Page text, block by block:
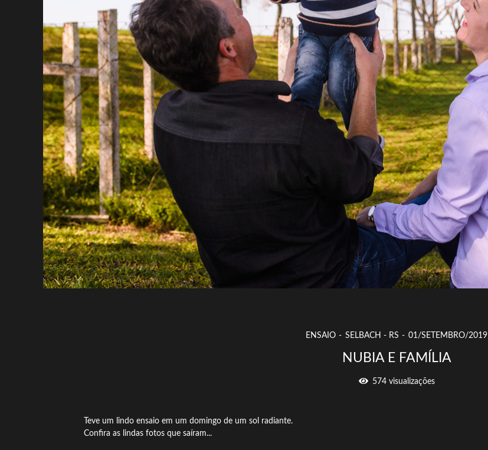
ENSAIO SELBACH - RS 01/SETEMBRO/2019
NUBIA E FAMÍLIA
574visualizações
Teve um lindo ensaio em um domingo de um sol radiante.
Confira as lindas fotos que saíram...